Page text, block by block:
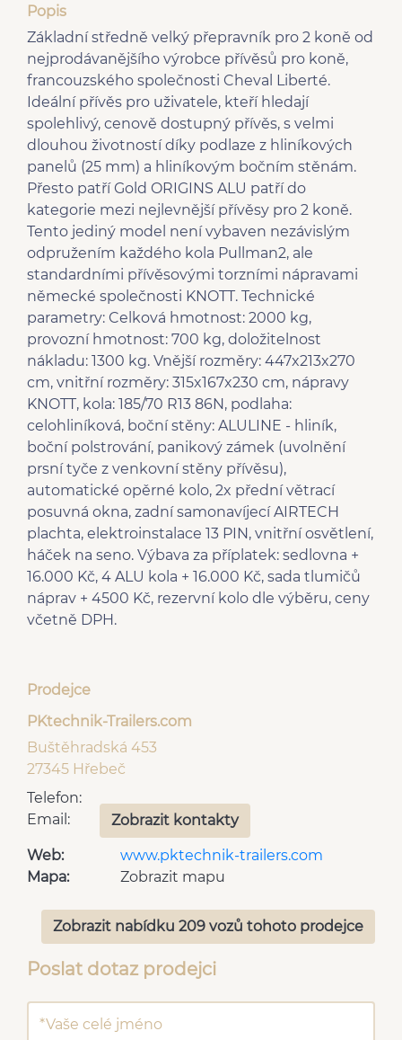
Popis
Základní středně velký přepravník pro 2 koně od
nejprodávanějšího výrobce přívěsů pro koně,
francouzského společnosti Cheval Liberté.
Ideální přívěs pro uživatele, kteří hledají
spolehlivý, cenově dostupný přívěs, s velmi
dlouhou životností díky podlaze z hliníkových
panelů (25 mm) a hliníkovým bočním stěnám.
Přesto patří Gold ORIGINS ALU patří do
kategorie mezi nejlevnější přívěsy pro 2 koně.
Tento jediný model není vybaven nezávislým
odpružením každého kola Pullman2, ale
standardními přívěsovými torzními nápravami
německé společnosti KNOTT. Technické
parametry: Celková hmotnost: 2000 kg,
provozní hmotnost: 700 kg, doložitelnost
nákladu: 1300 kg. Vnější rozměry: 447x213x270
cm, vnitřní rozměry: 315x167x230 cm, nápravy
KNOTT, kola: 185/70 R13 86N, podlaha:
celohliníková, boční stěny: ALULINE - hliník,
boční polstrování, panikový zámek (uvolnění
prsní tyče z venkovní stěny přívěsu),
automatické opěrné kolo, 2x přední větrací
posuvná okna, zadní samonavíjecí AIRTECH
plachta, elektroinstalace 13 PIN, vnitřní osvětlení,
háček na seno. Výbava za příplatek: sedlovna +
16.000 Kč, 4 ALU kola + 16.000 Kč, sada tlumičů
náprav + 4500 Kč, rezervní kolo dle výběru, ceny
včetně DPH.
Prodejce
PKtechnik-Trailers.com
Buštěhradská 453
27345 Hřebeč
Telefon:
Email:
Zobrazit kontakty
Web:
www.pktechnik-trailers.com
Mapa:
Zobrazit mapu
Zobrazit nabídku 209 vozů tohoto prodejce
Poslat dotaz prodejci